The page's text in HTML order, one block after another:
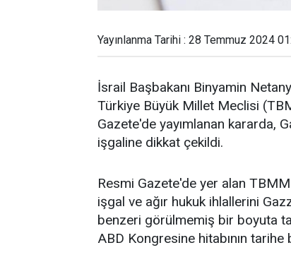
Yayınlanma Tarihi : 28 Temmuz 2024
İsrail Başbakanı Binyamin
Türkiye Büyük Millet Meclisi
Gazete'de yayımlanan kararda,
işgaline dikkat çekildi.
Resmi Gazete'de yer alan
işgal ve ağır hukuk ihlallerini
benzeri görülmemiş bir boyuta
ABD Kongresine hitabının